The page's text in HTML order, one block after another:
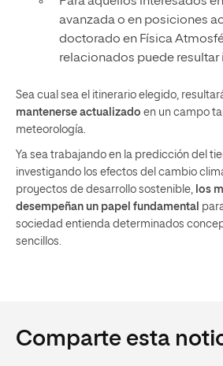
avanzada o en posiciones
doctorado en Física
relacionados puede resultar
Sea cual sea el itinerario elegido,
mantenerse actualizado en un campo
meteorología.
Ya sea trabajando en la predicción del
investigando los efectos del cambio
proyectos de desarrollo sostenible, los
desempeñan un papel fundamental
sociedad entienda determinados
sencillos.
Comparte esta